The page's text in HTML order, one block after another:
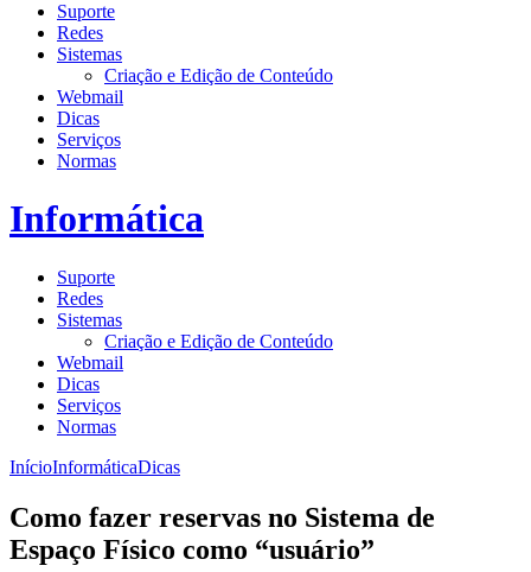
Suporte
Redes
Sistemas
Criação e Edição de Conteúdo
Webmail
Dicas
Serviços
Normas
Informática
Suporte
Redes
Sistemas
Criação e Edição de Conteúdo
Webmail
Dicas
Serviços
Normas
InícioInformáticaDicas
Como fazer reservas no Sistema de
Espaço Físico como “usuário”